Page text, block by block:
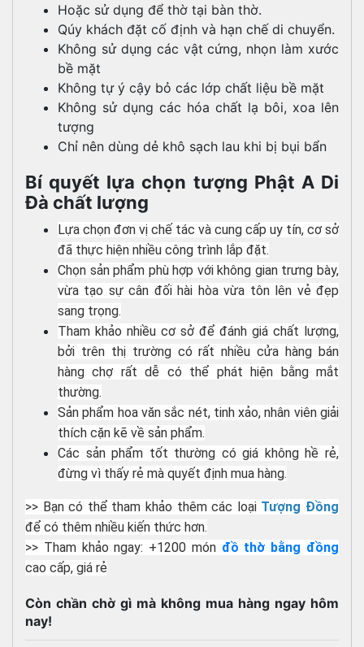
Hoặc sử dụng để thờ tại bàn thờ.
Qúy khách đặt cố định và hạn chế di chuyển.
Không sử dụng các vật cứng, nhọn làm xước
bề mặt
Không tự ý cậy bỏ các lớp chất liệu bề mặt
Không sử dụng các hóa chất lạ bôi, xoa lên
tượng
Chỉ nên dùng dẻ khô sạch lau khi bị bụi bẩn
Bí quyết lựa chọn tượng Phật A Di
Đà chất lượng
Lựa chọn đơn vị chế tác và cung cấp uy tín, cơ sở
đã thực hiện nhiều công trình lắp đặt.
Chọn sản phẩm phù hợp với không gian trưng bày,
vừa tạo sự cân đối hài hòa vừa tôn lên vẻ đẹp
sang trọng.
Tham khảo nhiều cơ sở để đánh giá chất lượng,
bởi trên thị trường có rất nhiều cửa hàng bán
hàng chợ rất dễ có thể phát hiện bằng mắt
thường.
Sản phẩm hoa văn sắc nét, tinh xảo, nhân viên giải
thích cặn kẽ về sản phẩm.
Các sản phẩm tốt thường có giá không hề rẻ,
đừng vì thấy rẻ mà quyết định mua hàng.
>> Bạn có thể tham khảo thêm các loại Tượng Đồng
để có thêm nhiều kiến thức hơn.
>> Tham khảo ngay: +1200 món đồ thờ bằng đồng
cao cấp, giá rẻ
Còn chần chờ gì mà không mua hàng ngay hôm
nay!